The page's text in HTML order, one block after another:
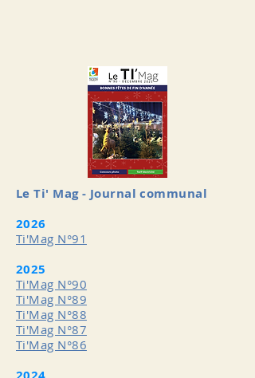
Le Ti' Mag - Journal communal
2026
Ti'Mag N°91
2025
Ti'Mag N°90
Ti'Mag N°89
Ti'Mag N°88
Ti'Mag N°87
Ti'Mag N°86